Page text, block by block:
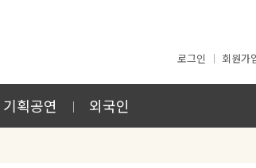
로그인 회원가
기획공연 외국인